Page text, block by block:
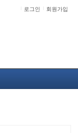
로그인 회원가입